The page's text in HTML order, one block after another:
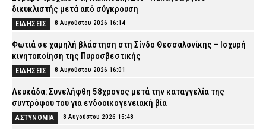
δικυκλιστής μετά από σύγκρουση
ΕΙΔΗΣΕΙΣ 8 Αυγούστου 2026 16:14
Φωτιά σε χαμηλή βλάστηση στη Σίνδο Θεσσαλονίκης – Ισχυρή
κινητοποίηση της Πυροσβεστικής
ΕΙΔΗΣΕΙΣ 8 Αυγούστου 2026 16:01
Λευκάδα: Συνελήφθη 58χρονος μετά την καταγγελία της
συντρόφου του για ενδοοικογενειακή βία
ΑΣΤΥΝΟΜΙΑ 8 Αυγούστου 2026 15:48